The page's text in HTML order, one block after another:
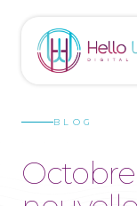
BLOG
Octobre